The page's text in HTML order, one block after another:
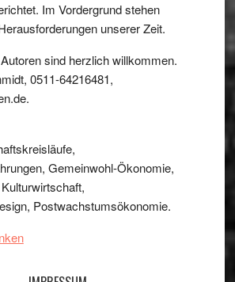
Im Vordergrund stehen
unserer Zeit.
sind herzlich willkommen.
0511-64216481,
Gemeinwohl-Ökonomie,
Postwachstumsökonomie.